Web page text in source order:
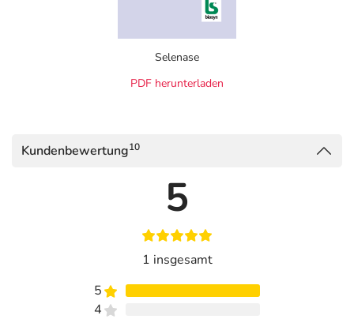
Adresse des Anbieters/Herstellers
biosyn Arzneimittel GmbH
Selenase
PDF herunterladen
Kundenbewertung10
5
1 insgesamt
5
4